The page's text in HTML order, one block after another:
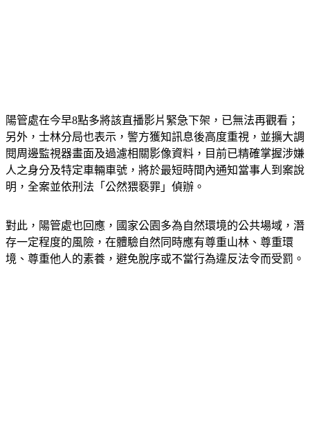
另外，士林分局也表示，警方獲知訊息後高度重視，並擴大調
閱周邊監視器畫面及過濾相關影像資料，目前已精確掌握涉嫌
人之身分及特定車輛車號，將於最短時間內通知當事人到案說
明，全案並依刑法「公然猥褻罪」偵辦。
存一定程度的風險，在體驗自然同時應有尊重山林、尊重環
境、尊重他人的素養，避免脫序或不當行為違反法令而受罰。